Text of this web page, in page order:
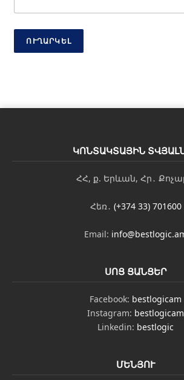
Հ
ղ
գ
թ
ՈՒՂԱՐԿԵԼ
ԿՈՆՏԱԿՏԱՅԻՆ
ՀՀ, ք. Երևան, Հր․
Հեռ․ (+374 33) 701600
Email:
ՍՈՑ ՑԱՆՑԵՐ
Facebook: bestlogicam
Instagram: bestlogicam
Linkedin: bestlogic
ՄԵՆՅՈՒ